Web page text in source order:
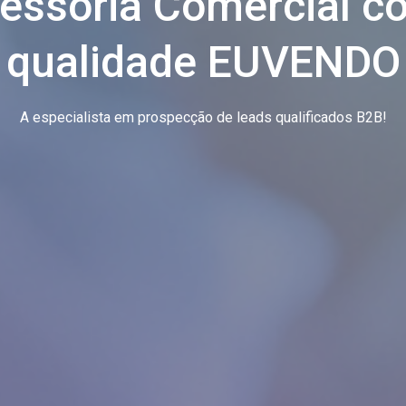
qualidade EUVENDO
A especialista em prospecção de leads qualificados B2B!